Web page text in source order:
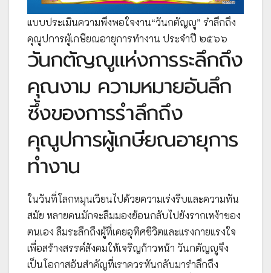
แบบประเมินความพึงพอใจงาน“วันกตัญญู” รำลึกถึง
คุณูปการผู้เกษียณอายุการทำงาน ประจำปี ๒๕๖๖
วันกตัญญูแห่งการระลึกถึง
คุณงาม ความหมายอันลึก
ซึ้งของการรำลึกถึง
คุณูปการผู้เกษียณอายุการ
ทำงาน
ในวันที่โลกหมุนเวียนไปด้วยความเร่งรีบและความทัน
สมัย หลายคนมักจะลืมมองย้อนกลับไปยังรากเหง้าของ
ตนเอง ลืมระลึกถึงผู้ที่เคยอุทิศชีวิตและแรงกายแรงใจ
เพื่อสร้างสรรค์สังคมให้เจริญก้าวหน้า วันกตัญญูจึง
เป็นโอกาสอันสำคัญที่เราควรหันกลับมารำลึกถึง